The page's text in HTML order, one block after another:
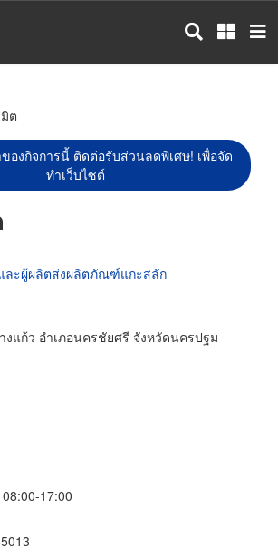
ต
องกิจการนี้ ติดต่อรับส่วนลดพิเศษ! เพื่อจัด
ทำเว็บไซต์
ละผู้ผลิตส่งผลิตภัณฑ์แกะสลัก
งแก้ว อำเภอนครชัยศรี จังหวัดนครปฐม
17:00